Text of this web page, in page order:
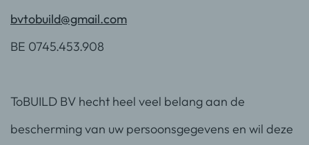
bvtobuild@gmail.com
BE 0745.453.908
ToBUILD BV hecht heel veel belang aan de
bescherming van uw persoonsgegevens en wil deze